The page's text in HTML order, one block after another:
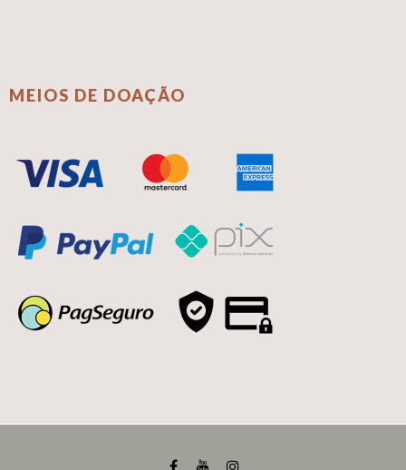
MEIOS DE DOAÇÃO